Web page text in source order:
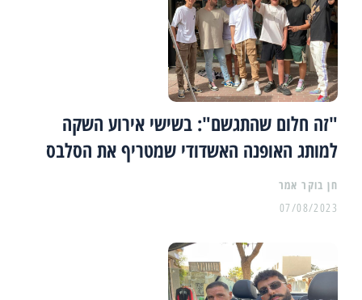
"זה חלום שהתגשם": בשישי אירוע השקה
למותג האופנה האשדודי שמטריף את הסלבס
07/08/2023